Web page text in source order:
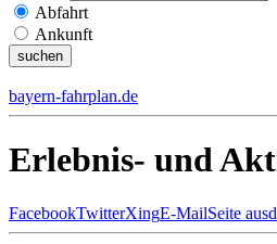
Abfahrt
Ankunft
bayern-fahrplan.de
Erlebnis- und
FacebookTwitterXingE-MailSeite